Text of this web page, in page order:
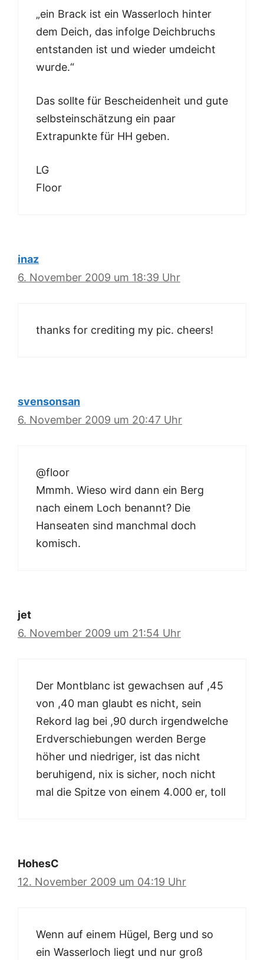
„ein Brack ist ein Wasserloch hinter
dem Deich, das infolge Deichbruchs
entstanden ist und wieder umdeicht
wurde.“
Das sollte für Bescheidenheit und gute
selbsteinschätzung ein paar
Extrapunkte für HH geben.
LG
Floor
inaz
6. November 2009 um 18:39 Uhr
thanks for crediting my pic. cheers!
svensonsan
6. November 2009 um 20:47 Uhr
@floor
Mmmh. Wieso wird dann ein Berg
nach einem Loch benannt? Die
Hanseaten sind manchmal doch
komisch.
jet
6. November 2009 um 21:54 Uhr
Der Montblanc ist gewachsen auf ,45
von ,40 man glaubt es nicht, sein
Rekord lag bei ,90 durch irgendwelche
Erdverschiebungen werden Berge
höher und niedriger, ist das nicht
beruhigend, nix is sicher, noch nicht
mal die Spitze von einem 4.000 er, toll
HohesC
12. November 2009 um 04:19 Uhr
Wenn auf einem Hügel, Berg und so
ein Wasserloch liegt und nur groß